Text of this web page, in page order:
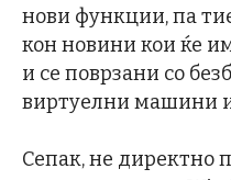
нови функции, па
кон новини кои ќе
и се поврзани со
виртуелни машини
Сепак, не директно